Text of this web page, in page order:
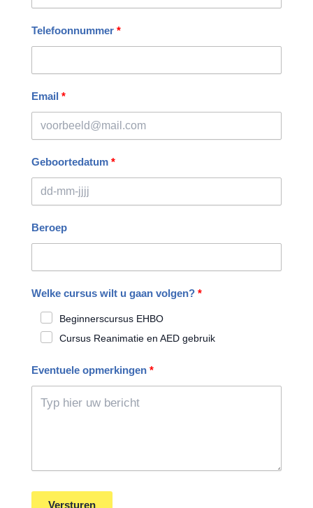
Telefoonnummer
Email
Geboortedatum
Beroep
Welke cursus wilt u gaan volgen?
Beginnerscursus EHBO
Cursus Reanimatie en AED gebruik
Eventuele opmerkingen
Versturen